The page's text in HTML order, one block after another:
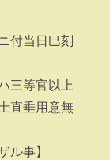
付当日巳刻
三等官以上
直垂用意無
ル事】